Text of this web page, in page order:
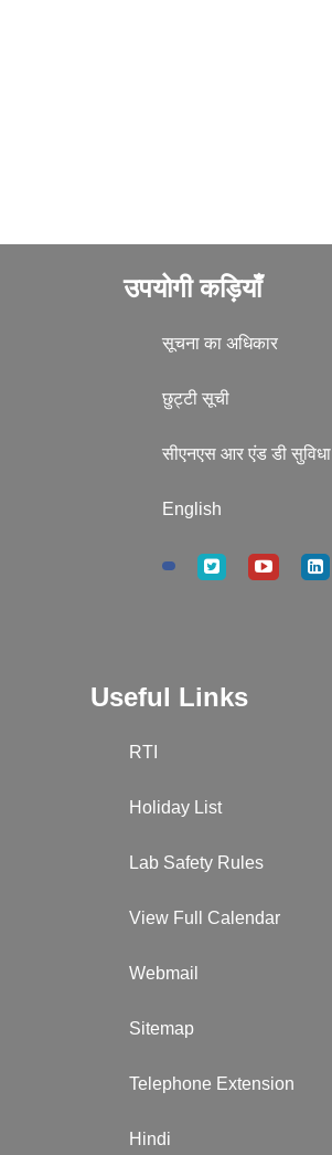
उपयोगी कड़ियाँ
सूचना का अधिकार
छुट्टी सूची
सीएनएस आर एंड डी सुविधा
English
Useful Links
RTI
Holiday List
Lab Safety Rules
View Full Calendar
Webmail
Sitemap
Telephone Extension
Hindi